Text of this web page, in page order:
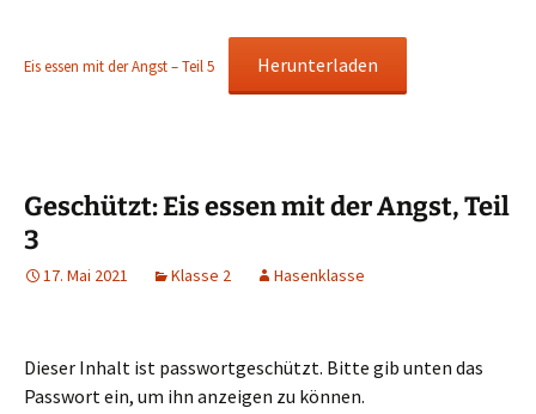
Eis essen mit der Angst – Teil 5 Herunterladen
Geschützt: Eis essen mit der Angst, Teil
3
17. Mai 2021 Klasse 2 Hasenklasse
Dieser Inhalt ist passwortgeschützt. Bitte gib unten das
Passwort ein, um ihn anzeigen zu können.